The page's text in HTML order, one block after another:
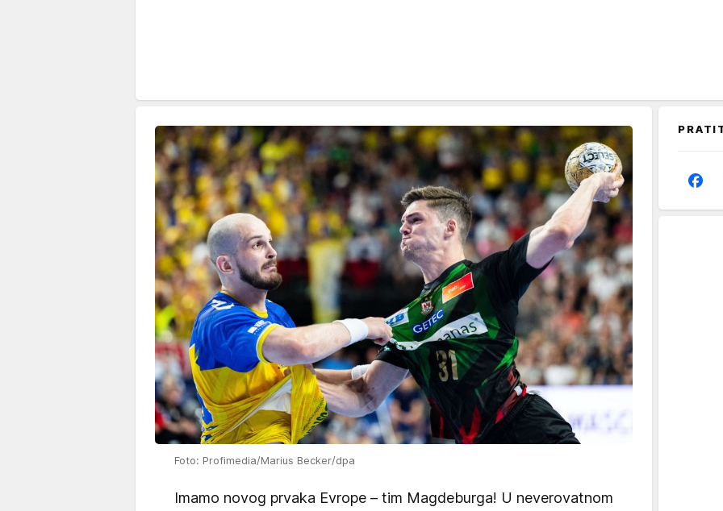
Foto: Profimedia/Marius Becker/dpa
Imamo novog prvaka Evrope – tim Magdeburga! U neverovatnom